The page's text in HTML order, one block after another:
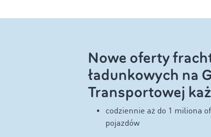
Nowe oferty
ładunkowych na
Transportowej
codziennie aż do 1 miliona
pojazdów